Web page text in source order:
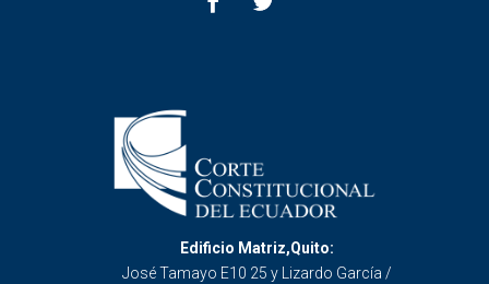
Edificio Matriz,Quito:
José Tamayo E10 25 y Lizardo García /